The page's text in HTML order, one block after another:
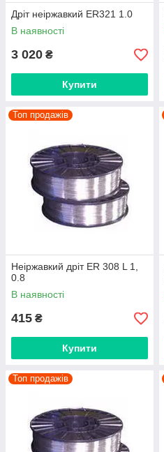
Дріт неіржавкий ER321 1.0
В наявності
3 020 ₴
Купити
Топ продажів
Неіржавкий дріт ER 308 L 1,
0.8
В наявності
415 ₴
Купити
Топ продажів